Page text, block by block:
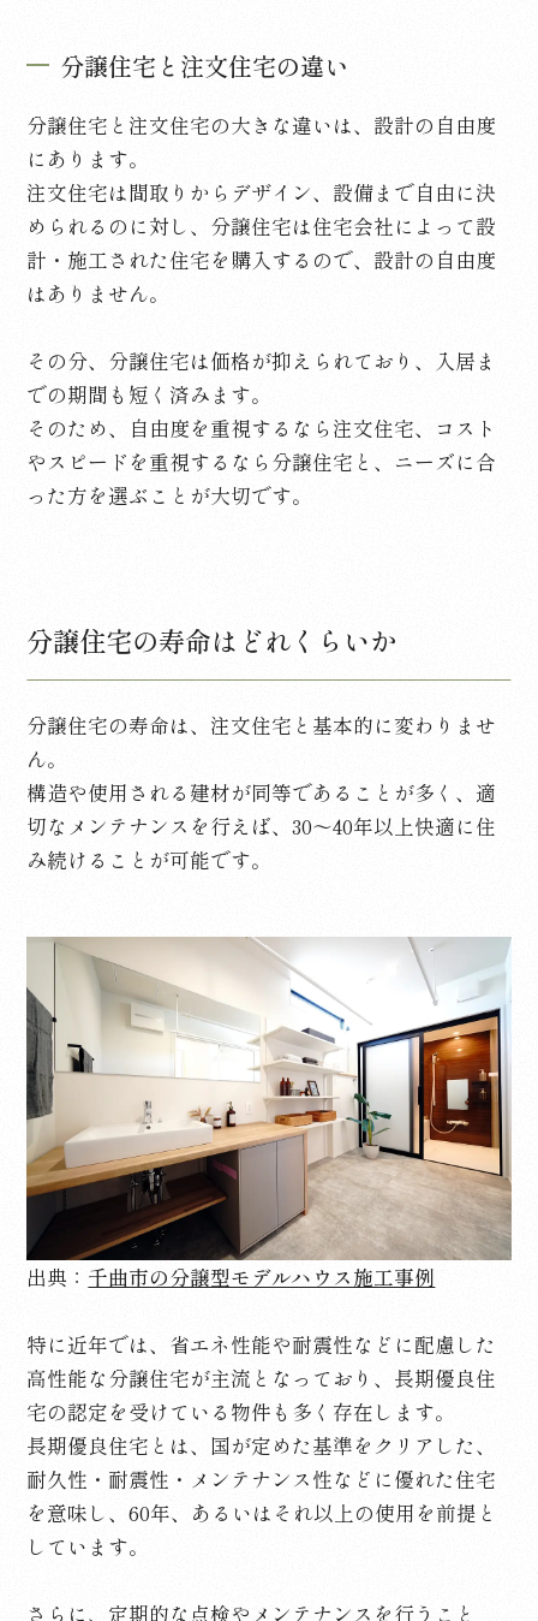
分譲住宅と注文住宅の違い
分譲住宅と注文住宅の大きな違いは、設計の自由度
にあります。
注文住宅は間取りからデザイン、設備まで自由に決
められるのに対し、分譲住宅は住宅会社によって設
計・施工された住宅を購入するので、設計の自由度
はありません。
その分、分譲住宅は価格が抑えられており、入居ま
での期間も短く済みます。
そのため、自由度を重視するなら注文住宅、コスト
やスピードを重視するなら分譲住宅と、ニーズに合
った方を選ぶことが大切です。
分譲住宅の寿命はどれくらいか
分譲住宅の寿命は、注文住宅と基本的に変わりませ
ん。
構造や使用される建材が同等であることが多く、適
切なメンテナンスを行えば、30〜40年以上快適に住
み続けることが可能です。
出典： 千曲市の分譲型モデルハウス施工事例
特に近年では、省エネ性能や耐震性などに配慮した
高性能な分譲住宅が主流となっており、長期優良住
宅の認定を受けている物件も多く存在します。
長期優良住宅とは、国が定めた基準をクリアした、
耐久性・耐震性・メンテナンス性などに優れた住宅
を意味し、60年、あるいはそれ以上の使用を前提と
しています。
さらに、定期的な点検やメンテナンスを行うこと